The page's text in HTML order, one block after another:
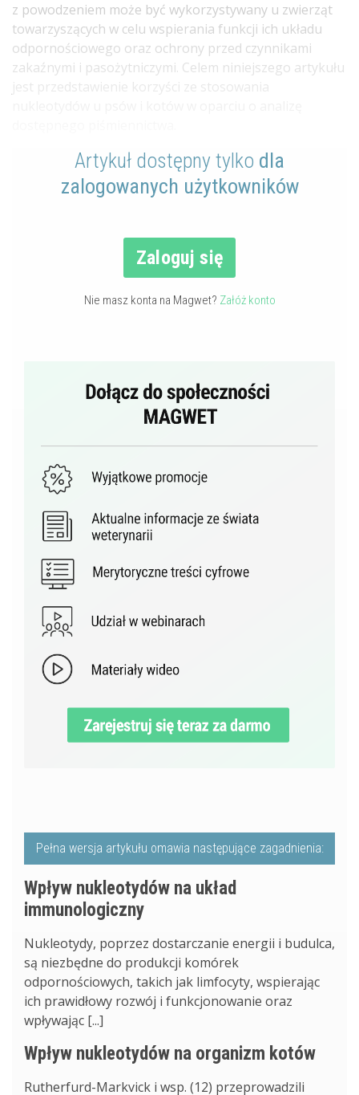
z powodzeniem może być wykorzystywany u zwierząt
towarzyszących w celu wspierania funkcji ich układu
odpornościowego oraz ochrony przed czynnikami
zakaźnymi i pasożytniczymi. Celem niniejszego artykułu
jest przedstawienie korzyści ze stosowania
Artykuł dostępny tylko dla
zalogowanych użytkowników
Zaloguj się
Nie masz konta na Magwet? Załóż konto
Pełna wersja artykułu omawia następujące zagadnienia:
Wpływ nukleotydów na układ
immunologiczny
Nukleotydy, poprzez dostarczanie energii i budulca,
są niezbędne do produkcji komórek
odpornościowych, takich jak limfocyty, wspierając
ich prawidłowy rozwój i funkcjonowanie oraz
wpływając [...]
Wpływ nukleotydów na organizm kotów
Rutherfurd-Markvick i wsp. (12) przeprowadzili